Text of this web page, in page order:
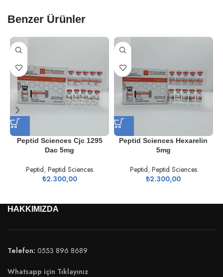
Benzer Ürünler
Peptid Sciences Cjc 1295
Dac 5mg
Peptid, Peptid Sciences
₺2.300,00
Peptid Sciences Hexarelin
5mg
Peptid, Peptid Sciences
₺2.300,00
HAKKIMIZDA
Telefon: 0553 896 8689
Whatsapp için Tıklayınız